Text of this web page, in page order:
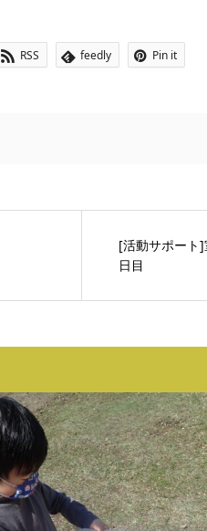
RSS feedly Pin it
[活動サポート
日目